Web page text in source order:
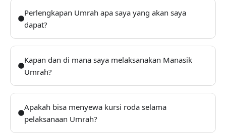
Perlengkapan Umrah apa saya yang akan saya
dapat?
Kapan dan di mana saya melaksanakan Manasik
Umrah?
Apakah bisa menyewa kursi roda selama
pelaksanaan Umrah?